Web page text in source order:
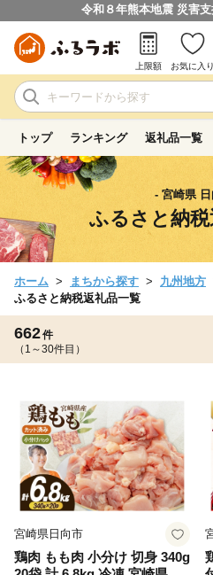
令和８年熊本地震 災害
上限額 お気に入り
トップ ランキング 返礼品一覧
- 宮崎県
ふるさと納
ホーム まちから探す 九州地方
ふるさと納税返礼品一覧
662件
（1～30件目）
宮崎県日向市
鶏肉 もも肉 小分け 切身 340g